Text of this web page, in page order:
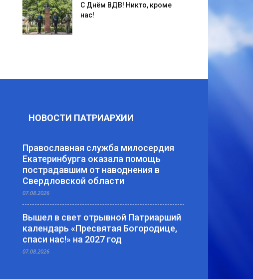
С Днём ВДВ! Никто, кроме
нас!
НОВОСТИ ПАТРИАРХИИ
Православная служба милосердия
Екатеринбурга оказала помощь
пострадавшим от наводнения в
Свердловской области
07.08.2026
Вышел в свет отрывной Патриарший
календарь «Пресвятая Богородице,
спаси нас!» на 2027 год
07.08.2026